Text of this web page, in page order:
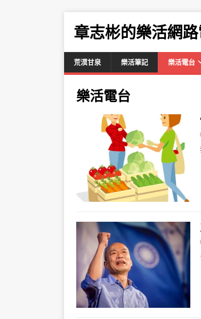
章志彬的樂活網
荒漠甘泉 樂活筆記 樂活電台
樂活電台